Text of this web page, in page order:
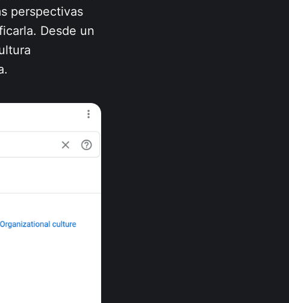
perspectivas
Desde un